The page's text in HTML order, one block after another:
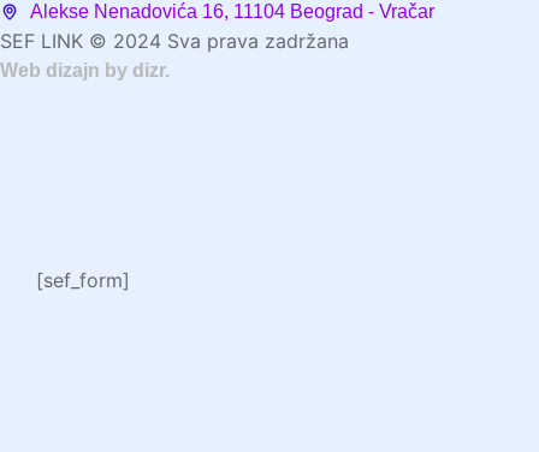
Alekse Nenadovića 16, 11104 Beograd - Vračar
SEF LINK © 2024 Sva prava zadržana
Web dizajn by dizr.
[sef_form]